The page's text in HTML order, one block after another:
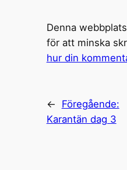
Denna
för att minska
hur din
←
Föregående:
Karantän dag 3